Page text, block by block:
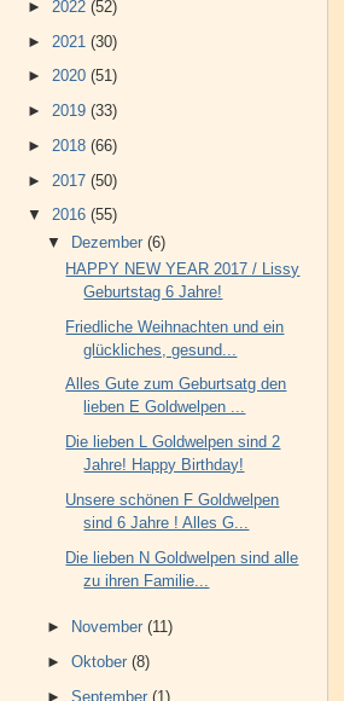
► 2022 (52)
► 2021 (30)
► 2020 (51)
► 2019 (33)
► 2018 (66)
► 2017 (50)
▼ 2016 (55)
▼ Dezember (6)
HAPPY NEW YEAR 2017 / Lissy
Geburtstag 6 Jahre!
Friedliche Weihnachten und ein
glückliches, gesund...
Alles Gute zum Geburtsatg den
lieben E Goldwelpen ...
Die lieben L Goldwelpen sind 2
Jahre! Happy Birthday!
Unsere schönen F Goldwelpen
sind 6 Jahre ! Alles G...
Die lieben N Goldwelpen sind alle
zu ihren Familie...
► November (11)
► Oktober (8)
► September (1)